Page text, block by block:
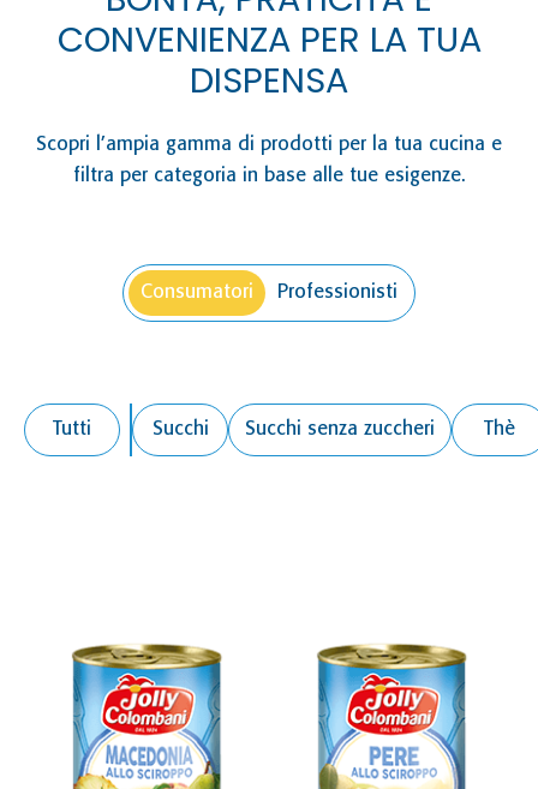
CONVENIENZA PER LA TUA
DISPENSA
Scopri l’ampia gamma di prodotti per la tua cucina e
filtra per categoria in base alle tue esigenze.
Consumatori Professionisti
Tutti Succhi Succhi senza zuccheri Thè